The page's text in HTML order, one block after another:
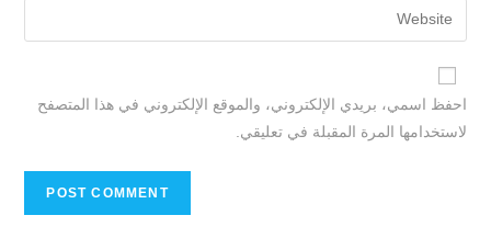
احفظ اسمي، بريدي الإلكتروني، والموقع الإلكتروني في هذا المتصفح
لاستخدامها المرة المقبلة في تعليقي.